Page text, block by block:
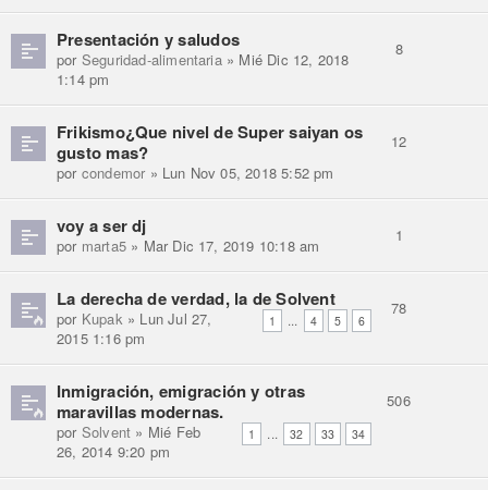
Presentación y saludos
por Seguridad-alimentaria» Mié Dic 12, 2018
1:14 pm
8
Frikismo¿Que nivel de Super saiyan os
gusto mas?
por condemor » Lun Nov 05, 2018 5:52 pm
12
voy a ser dj
por marta5» Mar Dic 17, 2019 10:18 am
1
La derecha de verdad, la de Solvent
1 ... 4 5 6
por Kupak » Lun Jul 27,
2015 1:16 pm
78
Inmigración, emigración y otras
maravillas modernas.
1 ... 32 33 34
por Solvent » Mié Feb
26, 2014 9:20 pm
506